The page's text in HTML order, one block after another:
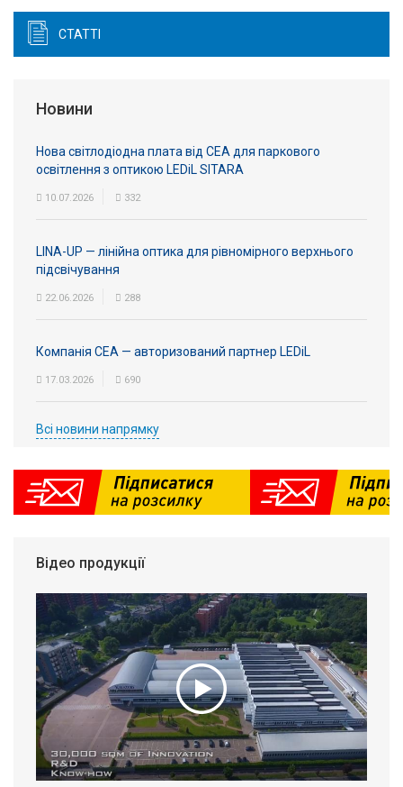
СТАТТІ
Новини
Нова світлодіодна плата від СЕА для паркового
освітлення з оптикою LEDiL SITARA
10.07.2026 332
LINA-UP — лінійна оптика для рівномірного верхнього
підсвічування
22.06.2026 288
Компанія СЕА — авторизований партнер LEDiL
17.03.2026 690
Всі новини напрямку
Відео продукції